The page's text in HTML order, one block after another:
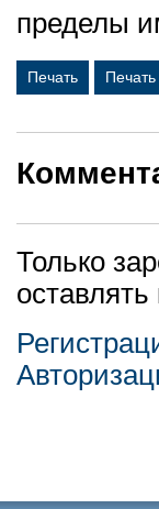
пределы
Печать
Только